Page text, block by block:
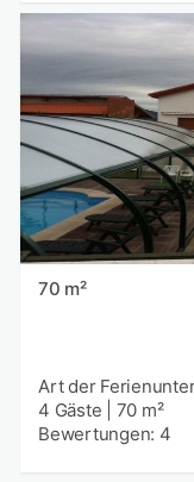
70 m²
Art der
4 Gäste
70 m²
Bewertungen: 4